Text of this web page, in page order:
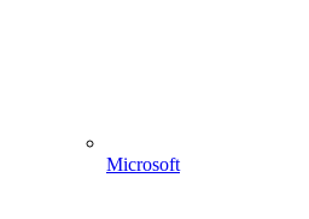
Microsoft